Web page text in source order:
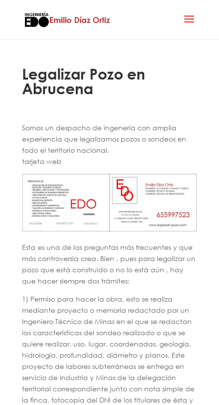
Legalizar Pozo en
Abrucena
Somos un despacho de ingenería con amplia
experiencia que legalizamos pozos o sondeos en
todo el territorio nacional.
tarjeta web
Esta es una de las preguntas más frecuentes y que
más controversia crea. Bien , pues para legalizar un
pozo que está construido o no lo está aún , hay
que hacer siempre dos trámites:
1) Permiso para hacer la obra, esto se realiza
mediante proyecto o memoria redactado por un
Ingeniero Técnico de Minas en el que se redactan
las características del sondeo realizado o que se
quiere realizar, uso, lugar, coordenadas, geología,
hidrologia, profundidad, diámetro y planos. Este
proyecto de labores subterráneas se entrega en
servicio de Industria y Minas de la delegación
territorial correspondiente junto con nota simple de
la finca, fotocopia del DNI de los titulares de ésta y